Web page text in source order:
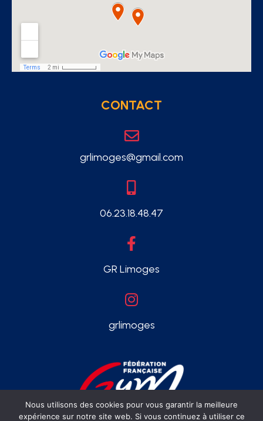
CONTACT
grlimoges@gmail.com
06.23.18.48.47
GR Limoges
grlimoges
Nous utilisons des cookies pour vous garantir la meilleure
expérience sur notre site web. Si vous continuez à utiliser ce